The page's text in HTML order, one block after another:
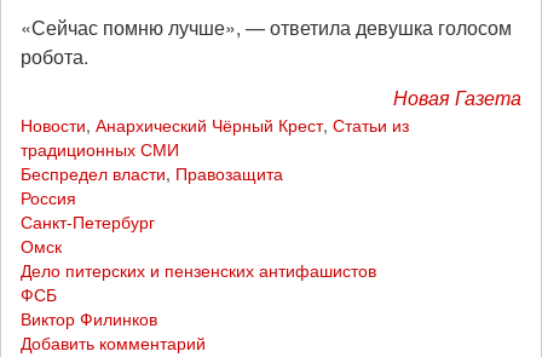
«Сейчас помню лучше», — ответила девушка голосом
робота.
Новая Газета
Новости, Анархический Чёрный Крест, Статьи из
традиционных СМИ
Беспредел власти, Правозащита
Россия
Санкт-Петербург
Омск
Дело питерских и пензенских антифашистов
ФСБ
Виктор Филинков
Добавить комментарий